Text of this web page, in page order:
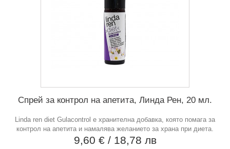
Спрей за контрол на апетита, Линда Рен, 20 мл.
Linda ren diet Gulacontrol е хранителна добавка, която помага за
контрол на апетита и намалява желанието за храна при диета.
9,60 € / 18,78 лв